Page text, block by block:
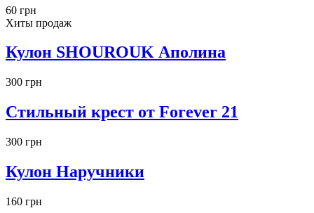
60 грн
Хиты продаж
Кулон SHOUROUK Аполина
300 грн
Стильный крест от Forever 21
300 грн
Кулон Наручники
160 грн